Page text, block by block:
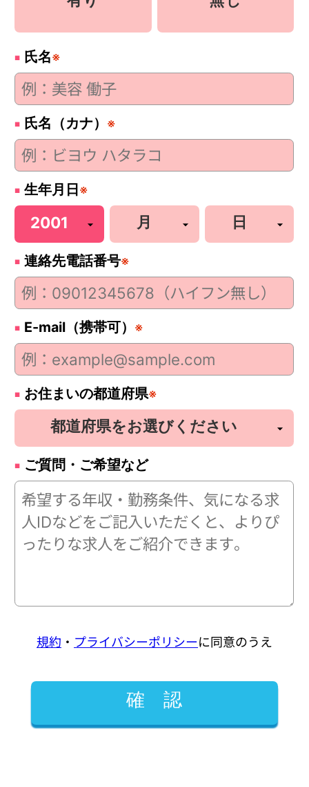
氏名※
氏名（カナ） ※
生年月日 ※
連絡先電話番号※
E-mail（携帯可） ※
お住まいの都道府県※
ご質問・ご希望など
規約 ・ プライバシーポリシーに同意のうえ